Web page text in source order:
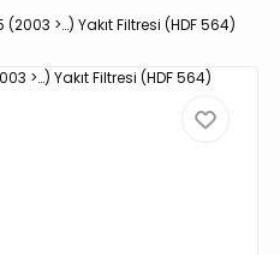
>…) Yakıt Filtresi (HDF 564)